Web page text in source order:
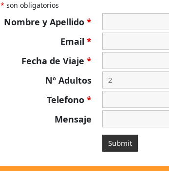
* son obligatorios
Nombre y Apellido*
Email*
Fecha de Viaje*
Nº Adultos
Telefono*
Mensaje